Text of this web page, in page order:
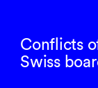
Conflicts
Swiss